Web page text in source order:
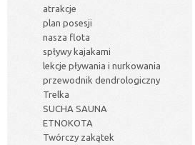
atrakcje
plan posesji
nasza flota
spływy kajakami
lekcje pływania i nurkowania
przewodnik dendrologiczny
Trelka
SUCHA SAUNA
ETNOKOTA
Twórczy zakątek